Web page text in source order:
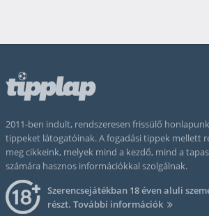
2011-ben indult, rendszeresen frissülő
tippeket látogatóinak. A fogadási tippek mellett
meg cikkeink, melyek mind a kezdő, mind a
számára hasznos információkkal szolgálnak.
Szerencsejátékban 18 éven aluli
részt. További információk